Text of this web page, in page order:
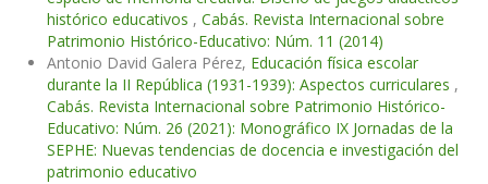
histórico educativos , Cabás. Revista Internacional sobre
Patrimonio Histórico-Educativo: Núm. 11 (2014)
Antonio David Galera Pérez, Educación física escolar
durante la II República (1931-1939): Aspectos curriculares ,
Cabás. Revista Internacional sobre Patrimonio Histórico-
Educativo: Núm. 26 (2021): Monográfico IX Jornadas de la
SEPHE: Nuevas tendencias de docencia e investigación del
patrimonio educativo